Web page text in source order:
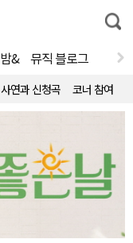
통
합
밤& 뮤직 블로그
사연과 신청곡 코너 참여